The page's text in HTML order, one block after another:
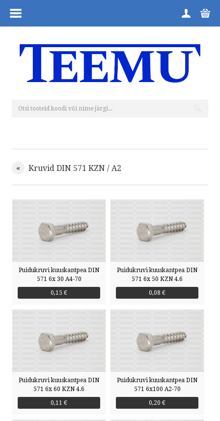
PRIVAATSUSTINGIMUSED
VÕTA ÜHENDUST
HELISTA
FACEBOOK
by ShopRoller
« Kruvid DIN 571 KZN / A2
Puidukruvi kuuskantpea DIN
571 6x 30 A4-70
0,15 €
Puidukruvi kuuskantpea DIN
571 6x 50 KZN 4.6
0,08 €
Puidukruvi kuuskantpea DIN
571 6x 60 KZN 4.6
0,11 €
Puidukruvi kuuskantpea DIN
571 6x100 A2-70
0,20 €